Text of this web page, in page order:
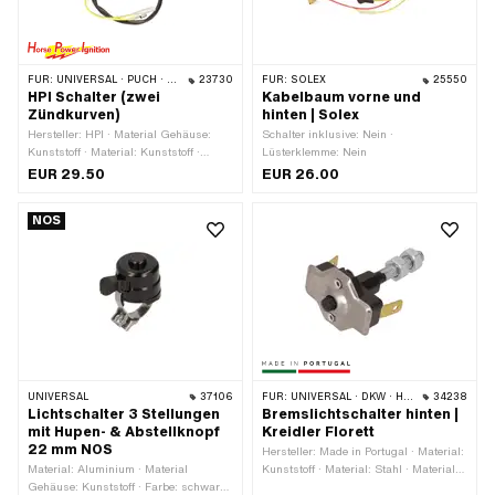
FÜR: UNIVERSAL · PUCH · SACHS · PONY / CILO (BETA 521 & 512) · PIAGGIO · ZÜNDAPP BELMONDO 23730
HPI Schalter (zwei
Zündkurven)
Hersteller: HPI · Material Gehäuse:
Kunststoff · Material: Kunststoff ·
Material Unterbau: Stahl · Kabellänge:
Anzahl Kabel: 2 Stk. · Anzahl
Stellungen: 2 Stk. · Ø Lenker: 22 mm
EUR 29.50
FÜR: SOLEX 25550
Kabelbaum vorne und
hinten | Solex
Schalter inklusive: Nein ·
Lüsterklemme: Nein
EUR 26.00
NOS
UNIVERSAL 37106
Lichtschalter 3 Stellungen
mit Hupen- & Abstellknopf
22 mm NOS
Material: Aluminium · Material
Gehäuse: Kunststoff · Farbe: schwarz
FÜR: UNIVERSAL · DKW · HERCULES · KREIDLER · ZÜNDAPP 34238
Bremslichtschalter hinten |
Kreidler Florett
Hersteller: Made in Portugal · Material:
Kunststoff · Material: Stahl · Material